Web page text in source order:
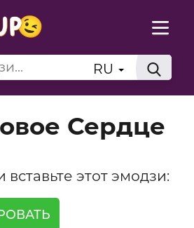
RU
Сердце
этот эмодзи: